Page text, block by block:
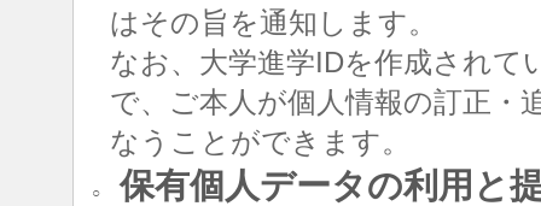
はその旨を通知します。
なお、大学進学IDを作成されて
で、ご本人が個人情報の訂正・
なうことができます。
○ 保有個人データの利用と